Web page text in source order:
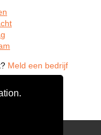
Meld een bedrijf